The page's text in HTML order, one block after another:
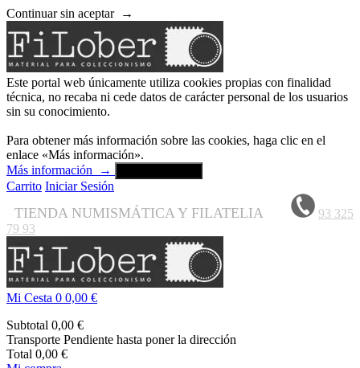
Continuar sin aceptar →
Este portal web únicamente utiliza cookies propias con finalidad
técnica, no recaba ni cede datos de carácter personal de los usuarios
sin su conocimiento.
Para obtener más información sobre las cookies, haga clic en el
enlace «Más información».
Más información
→
Carrito Iniciar Sesión
TIENDA NUMISMÁTICA Y FILATELIA
93 325
79 93
Mi Cesta 0 0,00 €
Subtotal 0,00 €
Transporte Pendiente hasta poner la dirección
Total 0,00 €